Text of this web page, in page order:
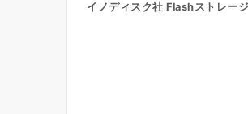
イノディスク社 Flashストレー